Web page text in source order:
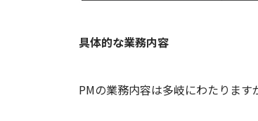
具体的な業務内容
PMの業務内容は多岐にわたります